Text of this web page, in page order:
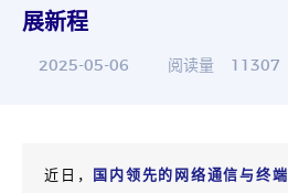
展新程
2025-05-06 阅读量 11307
近日，
国内领先的网络通信与终